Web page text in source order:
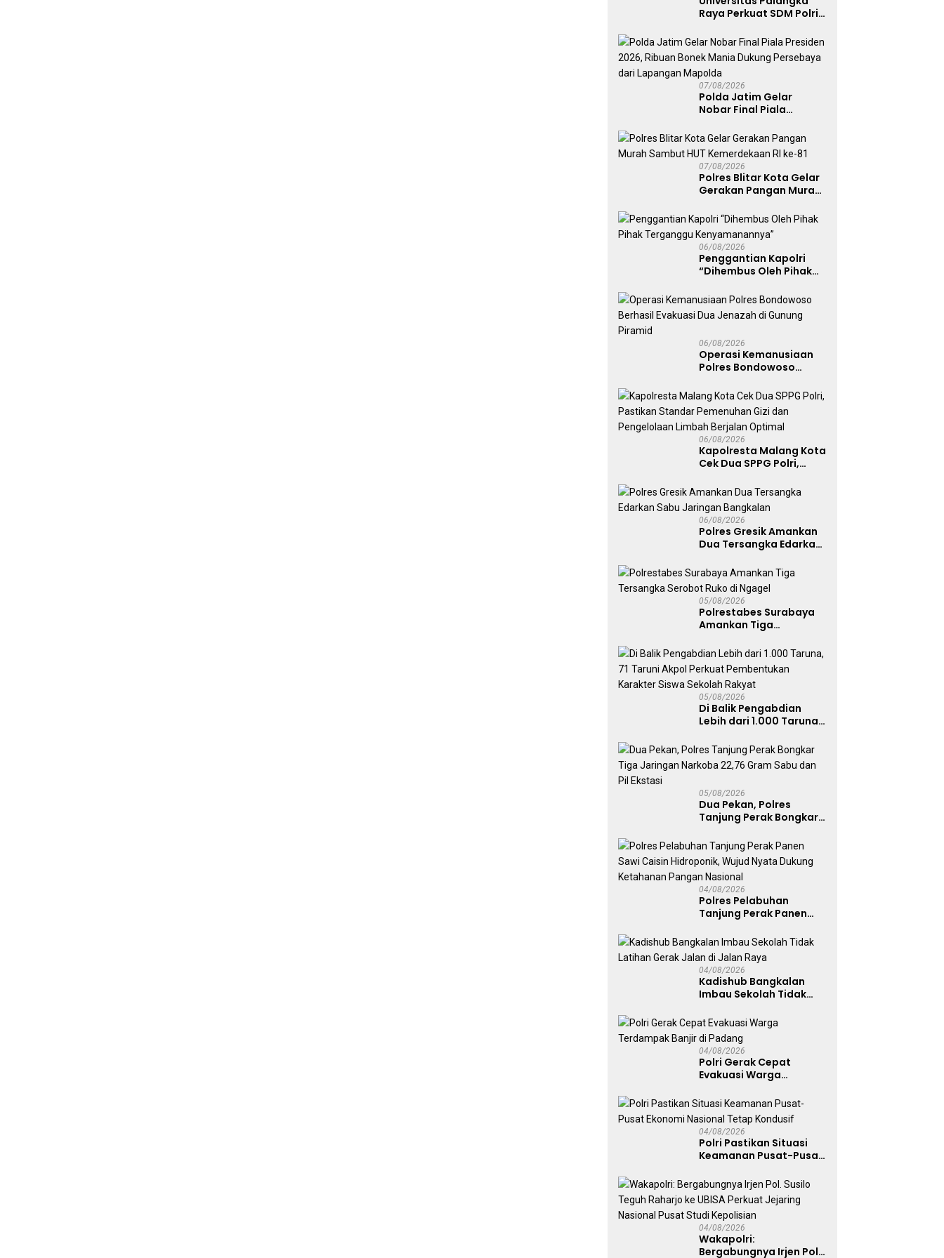
Raya Perkuat SDM Polri
Kepolisian
07/08/2026
Polda Jatim Gelar
Nobar Final Piala
Bonek Mania Dukung
Persebaya dari
Lapangan Mapolda
07/08/2026
Polres Blitar Kota Gelar
Gerakan Pangan Murah
Kemerdekaan RI ke-81
06/08/2026
Penggantian Kapolri
“Dihembus Oleh Pihak
Kenyamanannya”
06/08/2026
Operasi Kemanusiaan
Polres Bondowoso
Jenazah di Gunung
Piramid
06/08/2026
Kapolresta Malang Kota
Cek Dua SPPG Polri,
Pemenuhan Gizi dan
Pengelolaan Limbah
Berjalan Optimal
06/08/2026
Polres Gresik Amankan
Dua Tersangka Edarkan
Bangkalan
05/08/2026
Polrestabes Surabaya
Amankan Tiga
Ruko di Ngagel
05/08/2026
Di Balik Pengabdian
Lebih dari 1.000 Taruna,
Pembentukan Karakter
Siswa Sekolah Rakyat
05/08/2026
Dua Pekan, Polres
Tanjung Perak Bongkar
22,76 Gram Sabu dan Pil
Ekstasi
04/08/2026
Polres Pelabuhan
Tanjung Perak Panen
Wujud Nyata Dukung
Ketahanan Pangan
Nasional
04/08/2026
Kadishub Bangkalan
Imbau Sekolah Tidak
Jalan Raya
04/08/2026
Polri Gerak Cepat
Evakuasi Warga
Padang
04/08/2026
Polri Pastikan Situasi
Keamanan Pusat-Pusat
Kondusif
04/08/2026
Wakapolri:
Bergabungnya Irjen Pol.